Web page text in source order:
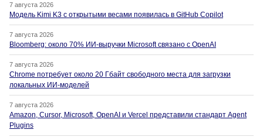
7 августа 2026
Модель Kimi K3 с открытыми весами появилась в GitHub Copilot
7 августа 2026
Bloomberg: около 70% ИИ-выручки Microsoft связано с OpenAI
7 августа 2026
Chrome потребует около 20 Гбайт свободного места для загрузки
локальных ИИ-моделей
7 августа 2026
Amazon, Cursor, Microsoft, OpenAI и Vercel представили стандарт Agent
Plugins